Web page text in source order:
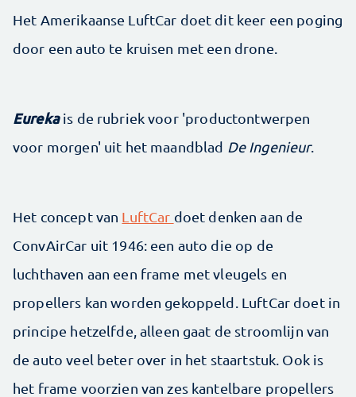
Het Amerikaanse LuftCar doet dit keer een poging
door een auto te kruisen met een drone.
Eureka is de rubriek voor 'productontwerpen
voor morgen' uit het maandblad De Ingenieur.
Het concept van LuftCar doet denken aan de
ConvAirCar uit 1946: een auto die op de
luchthaven aan een frame met vleugels en
propellers kan worden gekoppeld. LuftCar doet in
principe hetzelfde, alleen gaat de stroomlijn van
de auto veel beter over in het staartstuk. Ook is
het frame voorzien van zes kantelbare propellers